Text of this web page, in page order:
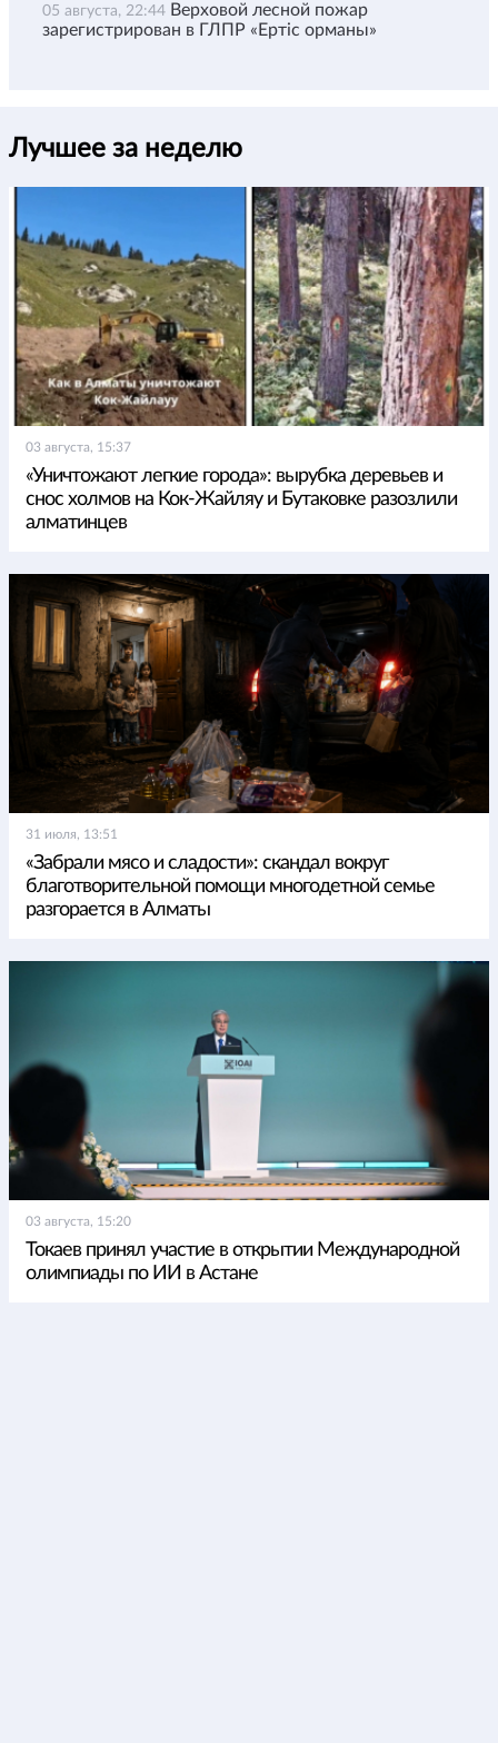
05 августа, 22:44 Верховой лесной пожар
зарегистрирован в ГЛПР «Ертіс орманы»
Лучшее за неделю
03 августа, 15:37
«Уничтожают легкие города»: вырубка деревьев и
снос холмов на Кок-Жайляу и Бутаковке разозлили
алматинцев
31 июля, 13:51
«Забрали мясо и сладости»: скандал вокруг
благотворительной помощи многодетной семье
разгорается в Алматы
03 августа, 15:20
Токаев принял участие в открытии Международной
олимпиады по ИИ в Астане